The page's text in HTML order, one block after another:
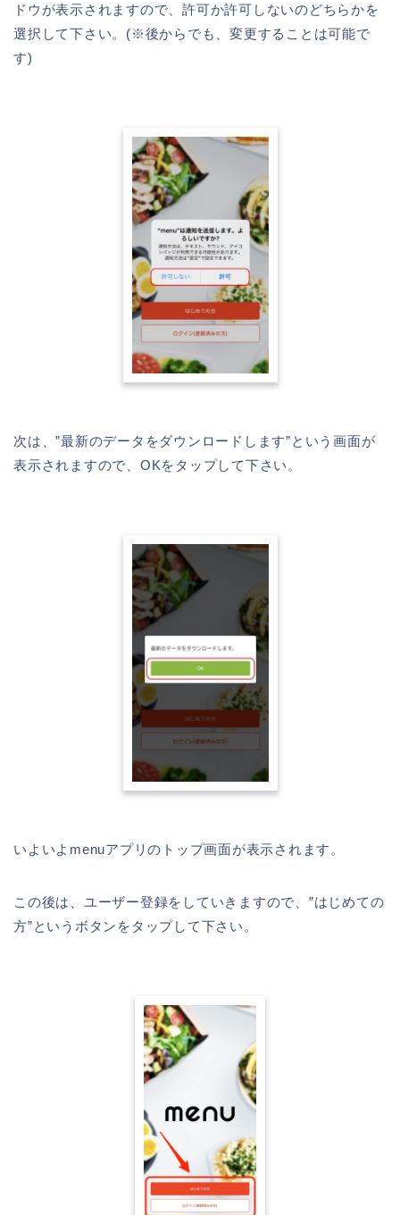
ドウが表示されますので、許可か許可しないのどちらかを
選択して下さい。(※後からでも、変更することは可能で
す)
次は、”最新のデータをダウンロードします”という画面が
表示されますので、OKをタップして下さい。
いよいよmenuアプリのトップ画面が表示されます。
この後は、ユーザー登録をしていきますので、”はじめての
方”というボタンをタップして下さい。